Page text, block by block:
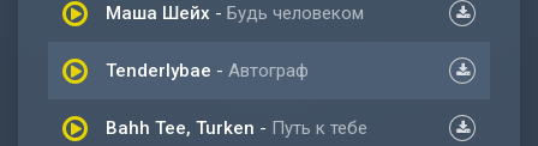
Маша Шейх - Будь человеком
Tenderlybae - Автограф
Bahh Tee, Turken - Путь к тебе